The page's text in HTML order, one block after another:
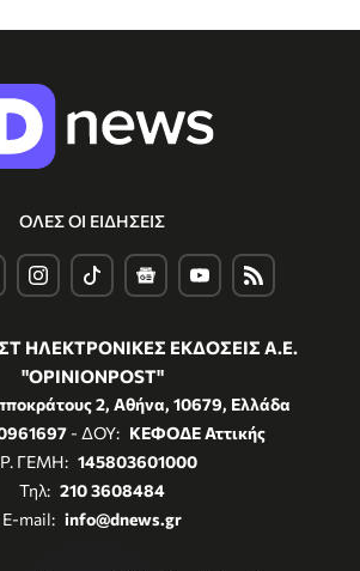
ΟΛΕΣ ΟΙ ΕΙΔΗΣΕΙΣ
ΗΛΕΚΤΡΟΝΙΚΕΣ ΕΚΔΟΣΕΙΣ Α.Ε.
"OPINIONPOST"
2, Αθήνα, 10679, Ελλάδα
- ΔΟΥ: ΚΕΦΟΔΕ Αττικής
ΓΕΜΗ: 145803601000
Τηλ: 210 3608484
E-mail: info@dnews.gr